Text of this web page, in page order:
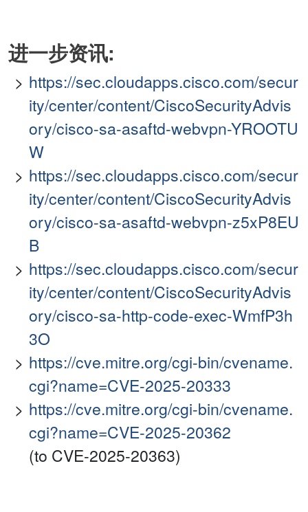
进一步资讯:
https://sec.cloudapps.cisco.com/secur
ity/center/content/CiscoSecurityAdvis
ory/cisco-sa-asaftd-webvpn-YROOTU
W
https://sec.cloudapps.cisco.com/secur
ity/center/content/CiscoSecurityAdvis
ory/cisco-sa-asaftd-webvpn-z5xP8EU
B
https://sec.cloudapps.cisco.com/secur
ity/center/content/CiscoSecurityAdvis
ory/cisco-sa-http-code-exec-WmfP3h
3O
https://cve.mitre.org/cgi-bin/cvename.
cgi?name=CVE-2025-20333
https://cve.mitre.org/cgi-bin/cvename.
cgi?name=CVE-2025-20362
(to CVE-2025-20363)